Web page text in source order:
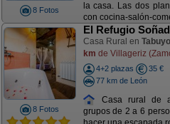
8 Fotos
la casa. Las dos
con cocina-salón-
8 Fotos
El Refugio
Casa Rural en
km de Villageriz
4+2 plazas
35 €
77 km de León
Casa rural de
grupos de 2 a 6